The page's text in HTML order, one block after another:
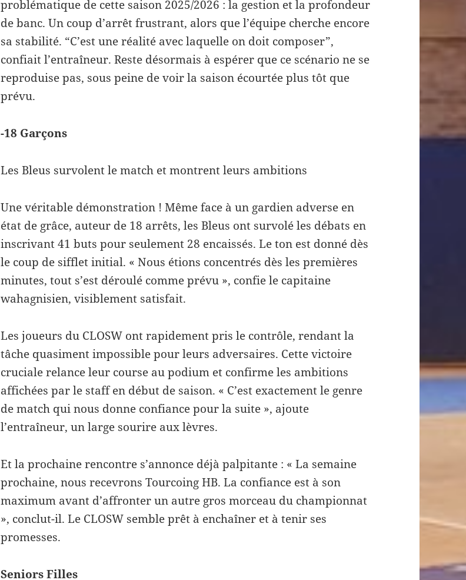
problématique de cette saison 2025/2026 : la gestion et la profondeur
de banc. Un coup d’arrêt frustrant, alors que l’équipe cherche encore
sa stabilité. “C’est une réalité avec laquelle on doit composer”,
confiait l’entraîneur. Reste désormais à espérer que ce scénario ne se
reproduise pas, sous peine de voir la saison écourtée plus tôt que
prévu.
-18 Garçons
Les Bleus survolent le match et montrent leurs ambitions
Une véritable démonstration ! Même face à un gardien adverse en
état de grâce, auteur de 18 arrêts, les Bleus ont survolé les débats en
inscrivant 41 buts pour seulement 28 encaissés. Le ton est donné dès
le coup de sifflet initial. « Nous étions concentrés dès les premières
minutes, tout s’est déroulé comme prévu », confie le capitaine
wahagnisien, visiblement satisfait.
Les joueurs du CLOSW ont rapidement pris le contrôle, rendant la
tâche quasiment impossible pour leurs adversaires. Cette victoire
cruciale relance leur course au podium et confirme les ambitions
affichées par le staff en début de saison. « C’est exactement le genre
de match qui nous donne confiance pour la suite », ajoute
l’entraîneur, un large sourire aux lèvres.
Et la prochaine rencontre s’annonce déjà palpitante : « La semaine
prochaine, nous recevrons Tourcoing HB. La confiance est à son
maximum avant d’affronter un autre gros morceau du championnat
», conclut-il. Le CLOSW semble prêt à enchaîner et à tenir ses
promesses.
Seniors Filles